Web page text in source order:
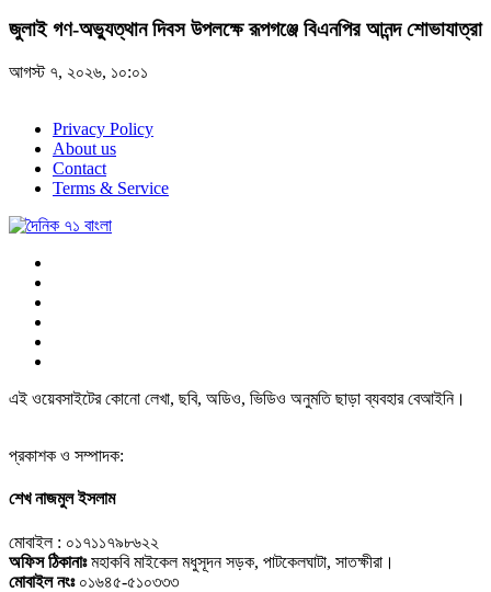
জুলাই গণ-অভ্যুত্থান দিবস উপলক্ষে রূপগঞ্জে বিএনপির আনন্দ শোভাযাত্রা
আগস্ট ৭, ২০২৬, ১০:০১
Privacy Policy
About us
Contact
Terms & Service
এই ওয়েবসাইটের কোনো লেখা, ছবি, অডিও, ভিডিও অনুমতি ছাড়া ব্যবহার বেআইনি।
প্রকাশক ও সম্পাদক:
শেখ নাজমুল ইসলাম
মোবাইল : ০১৭১১৭৯৮৬২২
অফিস ঠিকানাঃমহাকবি মাইকেল মধুসূদন সড়ক, পাটকেলঘাটা, সাতক্ষীরা।
মোবাইল নংঃ০১৬৪৫-৫১০৩৩৩